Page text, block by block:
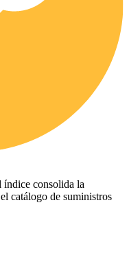
índice consolida la
catálogo de suministros